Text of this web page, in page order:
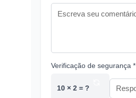
Verificação de segurança *
10 × 2 = ?